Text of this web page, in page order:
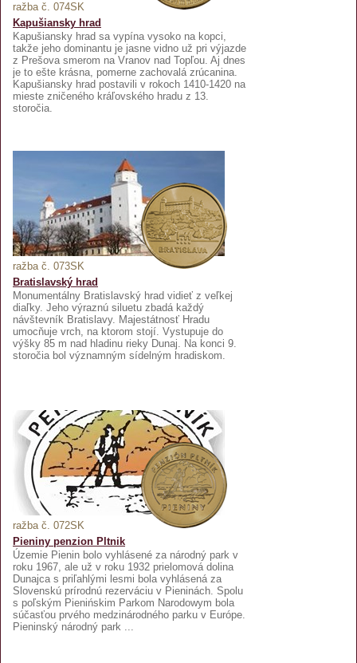
ražba č. 074SK
Kapušiansky hrad
Kapušiansky hrad sa vypína vysoko na kopci,
takže jeho dominantu je jasne vidno už pri výjazde
z Prešova smerom na Vranov nad Topľou. Aj dnes
je to ešte krásna, pomerne zachovalá zrúcanina.
Kapušiansky hrad postavili v rokoch 1410-1420 na
mieste zničeného kráľovského hradu z 13.
storočia.
ražba č. 073SK
Bratislavský hrad
Monumentálny Bratislavský hrad vidieť z veľkej
diaľky. Jeho výraznú siluetu zbadá každý
návštevník Bratislavy. Majestátnosť Hradu
umocňuje vrch, na ktorom stojí. Vystupuje do
výšky 85 m nad hladinu rieky Dunaj. Na konci 9.
storočia bol významným sídelným hradiskom.
ražba č. 072SK
Pieniny penzion Pltnik
Územie Pienin bolo vyhlásené za národný park v
roku 1967, ale už v roku 1932 prielomová dolina
Dunajca s priľahlými lesmi bola vyhlásená za
Slovenskú prírodnú rezerváciu v Pieninách. Spolu
s poľským Pienińskim Parkom Narodowym bola
súčasťou prvého medzinárodného parku v Európe.
Pieninský národný park ...